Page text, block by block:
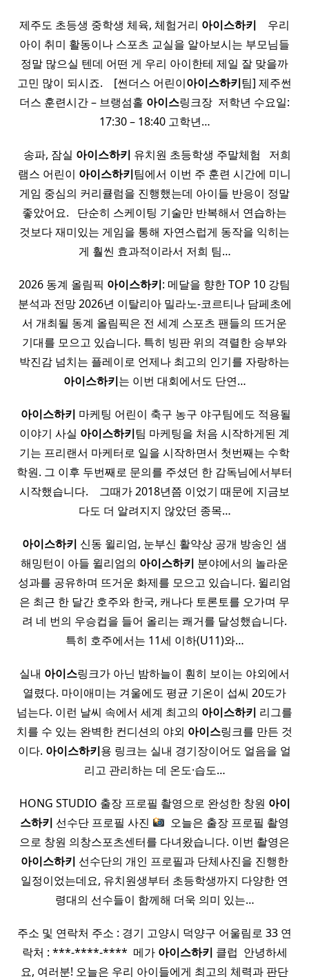
제주도 초등생 중학생 체육, 체험거리 아이스하키 ​ ​ ​ 우리
아이 취미 활동이나 스포츠 교실을 알아보시는 부모님들
정말 많으실 텐데 어떤 게 우리 아이한테 제일 잘 맞을까
고민 많이 되시죠. ​ ​ ​ [썬더스 어린이아이스하키팀] 제주썬
더스 훈련시간 – 브랭섬홀 아이스링크장 ​ 저학년 수요일:
17:30 – 18:40 고학년…
​ ​ 송파, 잠실 아이스하키 유치원 초등학생 주말체험 ​ ​ 저희
램스 어린이 아이스하키팀에서 이번 주 훈련 시간에 미니
게임 중심의 커리큘럼을 진행했는데 아이들 반응이 정말
좋았어요. ​ ​ 단순히 스케이팅 기술만 반복해서 연습하는
것보다 재미있는 게임을 통해 자연스럽게 동작을 익히는
게 훨씬 효과적이라서 저희 팀…
2026 동계 올림픽 아이스하키: 메달을 향한 TOP 10 강팀
분석과 전망 2026년 이탈리아 밀라노-코르티나 담페초에
서 개최될 동계 올림픽은 전 세계 스포츠 팬들의 뜨거운
기대를 모으고 있습니다. 특히 빙판 위의 격렬한 승부와
박진감 넘치는 플레이로 언제나 최고의 인기를 자랑하는
아이스하키는 이번 대회에서도 단연…
아이스하키 마케팅 어린이 축구 농구 야구팀에도 적용될
이야기 사실 아이스하키팀 마케팅을 처음 시작하게된 계
기는 프리랜서 마케터로 일을 시작하면서 첫번째는 수학
학원. 그 이후 두번째로 문의를 주셨던 한 감독님에서부터
시작했습니다. ​ ​ ​ 그때가 2018년쯤 이었기 때문에 지금보
다도 더 알려지지 않았던 종목…
아이스하키 신동 윌리엄, 눈부신 활약상 공개 방송인 샘
해밍턴이 아들 윌리엄의 아이스하키 분야에서의 놀라운
성과를 공유하며 뜨거운 화제를 모으고 있습니다. 윌리엄
은 최근 한 달간 호주와 한국, 캐나다 토론토를 오가며 무
려 네 번의 우승컵을 들어 올리는 쾌거를 달성했습니다.
특히 호주에서는 11세 이하(U11)와…
실내 아이스링크가 아닌 밤하늘이 훤히 보이는 야외에서
열렸다. 마이애미는 겨울에도 평균 기온이 섭씨 20도가
넘는다. 이런 날씨 속에서 세계 최고의 아이스하키 리그를
치를 수 있는 완벽한 컨디션의 야외 아이스링크를 만든 것
이다. 아이스하키용 링크는 실내 경기장이어도 얼음을 얼
리고 관리하는 데 온도·습도…
HONG STUDIO 출장 프로필 촬영으로 완성한 창원 아이
스하키 선수단 프로필 사진
​ 오늘은 출장 프로필 촬영
으로 창원 의창스포츠센터를 다녀왔습니다. 이번 촬영은
아이스하키 선수단의 개인 프로필과 단체사진을 진행한
일정이었는데요, 유치원생부터 초등학생까지 다양한 연
령대의 선수들이 함께해 더욱 의미 있는…
주소 및 연락처 주소 : 경기 고양시 덕양구 어울림로 33 연
락처 : ***-****-**** ​ 메가 아이스하키 클럽 ​ 안녕하세
요, 여러분! 오늘은 우리 아이들에게 최고의 체력과 판단